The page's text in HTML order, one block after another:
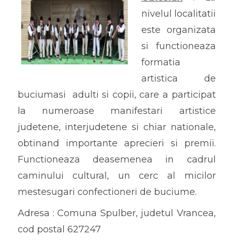
nivelul localitatii
este organizata
si functioneaza
formatia
artistica de
buciumasi adulti si copii, care a participat
la numeroase manifestari artistice
judetene, interjudetene si chiar nationale,
obtinand importante aprecieri si premii.
Functioneaza deasemenea in cadrul
caminului cultural, un cerc al micilor
mestesugari confectioneri de buciume.
Adresa : Comuna Spulber, judetul Vrancea,
cod postal 627247